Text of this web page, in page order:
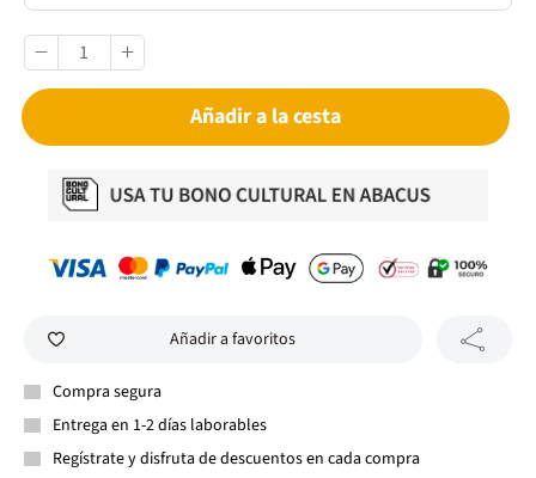
Añadir a la cesta
Añadir a favoritos
Compra segura
Entrega en 1-2 días laborables
Regístrate y disfruta de descuentos en cada compra